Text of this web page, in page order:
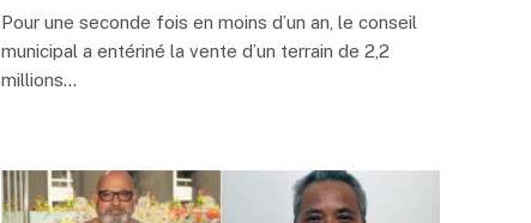
Pour une seconde fois en moins d’un an, le conseil
municipal a entériné la vente d’un terrain de 2,2
millions…